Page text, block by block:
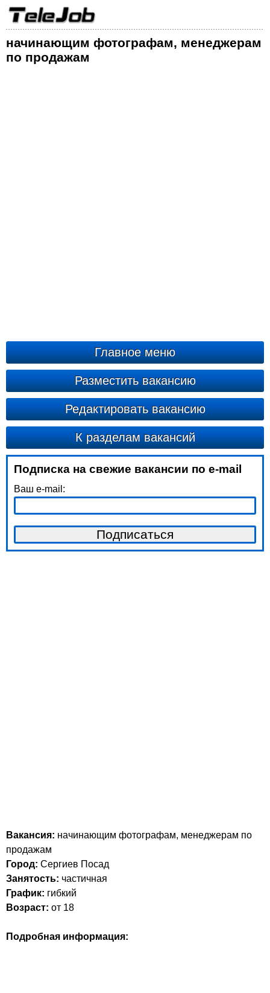
начинающим фотографам, менеджерам
по продажам
Главное меню
Разместить вакансию
Редактировать вакансию
К разделам вакансий
Подписка на свежие вакансии по e-mail
Ваш e-mail:
Вакансия: начинающим фотографам, менеджерам по
продажам
Город: Сергиев Посад
Занятость: частичная
График: гибкий
Возраст: от 18
Подробная информация: